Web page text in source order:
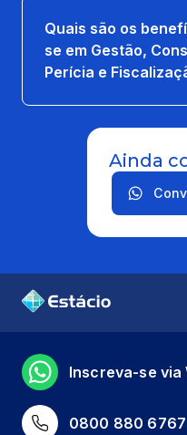
Quais são os
se em Gestão,
Perícia e
Ainda
0800 880 6767
Inscreva-se via